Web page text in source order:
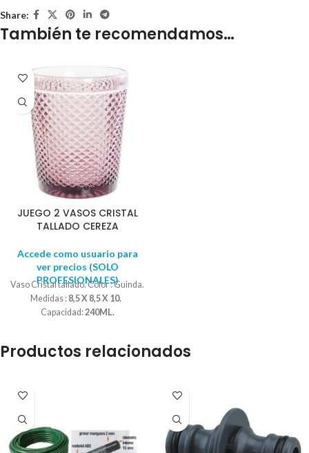
Share:
También te recomendamos…
JUEGO 2 VASOS CRISTAL
TALLADO CEREZA
Accede como usuario para
ver precios (SOLO
PROFESIONALES)
Vaso Cristal tallado. Color : Guinda.
Medidas : 8,5 X 8,5 X 10.
Capacidad:240ML.
Productos relacionados